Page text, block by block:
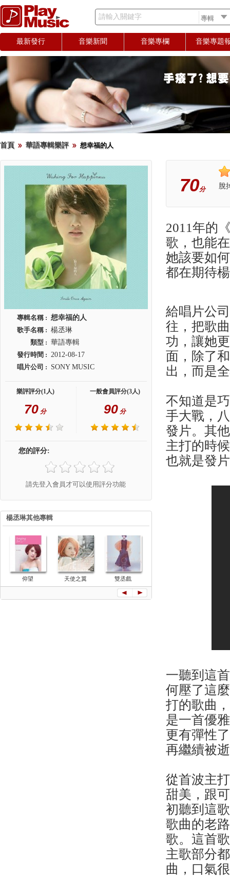
請輸入關鍵字
最新發行 音樂新聞 音樂專欄 音樂專題
首頁 華語專輯樂評 想幸福的人
專輯名稱 : 想幸福的人
歌手名稱 : 楊丞琳
類型 : 華語專輯
發行時間 : 2012-08-17
唱片公司 : SONY MUSIC
樂評評分(1人)
70 分
一般會員評分(3人)
90 分
您的評分:
請先登入會員才可以使用評分功能
楊丞琳其他專輯
仰望 天使之翼 雙丞戲
70分 脫
2011年的
歌，也能
她該要如
都在期待
給唱片公
往，把歌
功，讓她
面，除了
出，而是
不知道是
手大戰，
發片。其
主打的時
也就是發
一聽到這
何壓了這
打的歌曲
是一首優
更有彈性
再繼續被
從首波主
甜美，跟
初聽到這
歌曲的老
歌。這首
主歌部分
曲，口氣